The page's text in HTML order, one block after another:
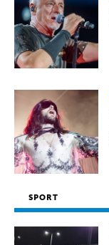
SPORT